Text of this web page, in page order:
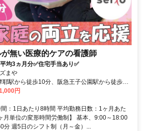
無い医療的ケアの看護師
均3ヵ月分✅住宅手当あり✅
まや
駅から徒歩10分、阪急王子公園駅から徒歩15
円
：1日あたり8時間 平均勤務日数：1ヶ月あた
月単位の変形時間労働制】 基本、9:00～18:00
分 週5日のシフト制（月～金）...